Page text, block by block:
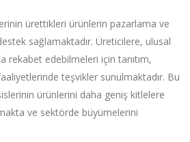
ürettikleri ürünlerin pazarlama ve
sağlamaktadır. Üreticilere, ulusal
rekabet edebilmeleri için tanıtım,
teşvikler sunulmaktadır. Bu
ürünlerini daha geniş kitlelere
ve sektörde büyümelerini